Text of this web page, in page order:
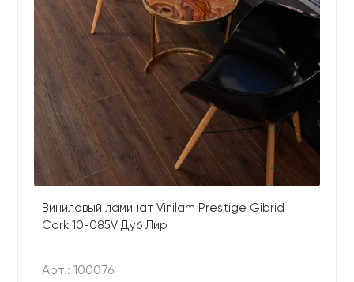
Виниловый ламинат Vinilam Prestige Gibrid
Cork 10-085V Дуб Лир
Арт.: 100076